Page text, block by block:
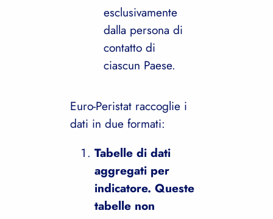
esclusivamente
dalla persona di
contatto di
ciascun Paese.
Euro-Peristat raccoglie i
dati in due formati:
Tabelle di dati
aggregati per
indicatore. Queste
tabelle non